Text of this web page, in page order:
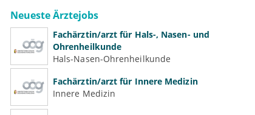
Neueste Ärztejobs
Fachärztin/arzt für Hals-, Nasen- und
Ohrenheilkunde
Hals-Nasen-Ohrenheilkunde
Fachärztin/arzt für Innere Medizin
Innere Medizin